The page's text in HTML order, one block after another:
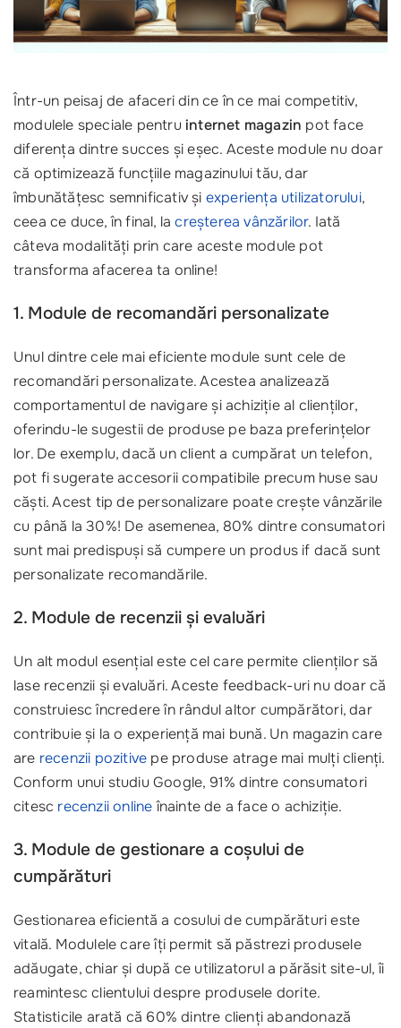
Într-un peisaj de afaceri din ce în ce mai competitiv,
modulele speciale pentruinternet magazin pot face
diferența dintre succes și eșec. Aceste module nu doar
că optimizează funcțiile magazinului tău, dar
îmbunătățesc semnificativ și experiența utilizatorului,
ceea ce duce, în final, lacreșterea vânzărilor. Iată
câteva modalități prin care aceste module pot
transforma afacerea ta online!
1. Module de recomandări personalizate
Unul dintre cele mai eficiente module sunt cele de
recomandări personalizate. Acestea analizează
comportamentul de navigare și achiziție al clienților,
oferindu-le sugestii de produse pe baza preferințelor
lor. De exemplu, dacă un client a cumpărat un telefon,
pot fi sugerate accesorii compatibile precum huse sau
căști. Acest tip de personalizare poate crește vânzările
cu până la 30%! De asemenea, 80% dintre consumatori
sunt mai predispuși să cumpere un produs if dacă sunt
personalizate recomandările.
2. Module de recenzii și evaluări
Un alt modul esențial este cel care permite clienților să
lase recenzii și evaluări. Aceste feedback-uri nu doar că
construiesc încredere în rândul altor cumpărători, dar
contribuie și la o experiență mai bună. Un magazin care
are recenzii pozitive pe produse atrage mai mulți clienți.
Conform unui studiu Google, 91% dintre consumatori
citesc recenzii onlineînainte de a face o achiziție.
3. Module de gestionare a coșului de
cumpărături
Gestionarea eficientă a cosului de cumpărături este
vitală. Modulele care îți permit să păstrezi produsele
adăugate, chiar și după ce utilizatorul a părăsit site-ul, îi
reamintesc clientului despre produsele dorite.
Statisticile arată că 60% dintre clienți abandonază